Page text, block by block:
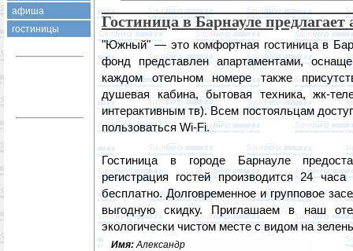
афиша
гостиницы
Гостиница в Барнауле
"Южный" — это комфортная гостиница в
фонд представлен апартаментами,
каждом отельном номере также
душевая кабина, бытовая техника, жк-
интерактивным тв). Всем постояльцам
пользоваться Wi-Fi.
Гостиница в городе Барнауле
регистрация гостей производится 24
бесплатно. Долговременное и групповое
выгодную скидку. Приглашаем в наш
экологически чистом месте с видом на
Имя:Александр